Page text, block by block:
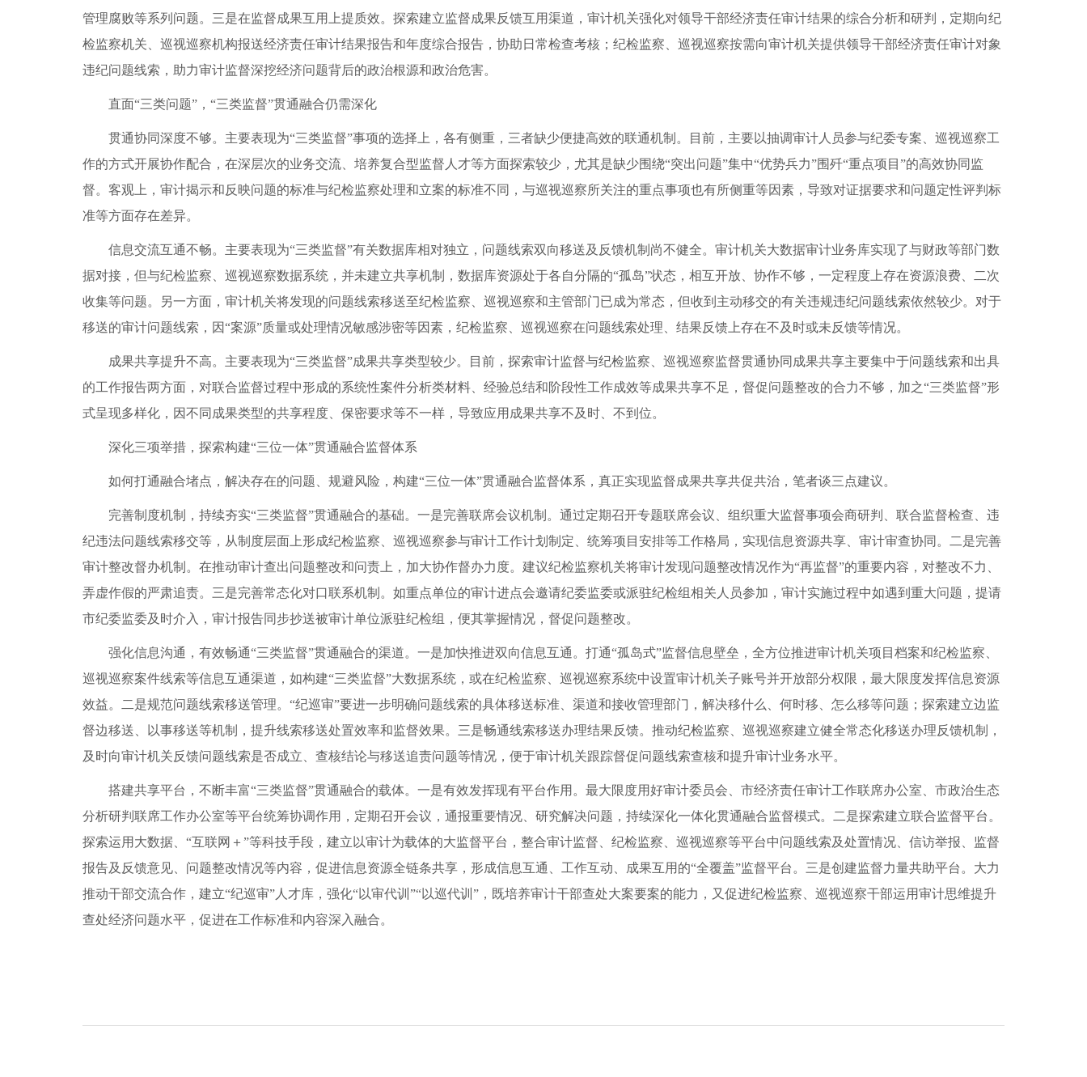
管理腐败等系列问题。三是在监督成果互用上提质效。探索建立监督成果反馈互用渠道，审计机关强化对领导干部经济责任审计结果的综合分析和研判，定期向纪
检监察机关、巡视巡察机构报送经济责任审计结果报告和年度综合报告，协助日常检查考核；纪检监察、巡视巡察按需向审计机关提供领导干部经济责任审计对象
违纪问题线索，助力审计监督深挖经济问题背后的政治根源和政治危害。
直面“三类问题”，“三类监督”贯通融合仍需深化
贯通协同深度不够。主要表现为“三类监督”事项的选择上，各有侧重，三者缺少便捷高效的联通机制。目前，主要以抽调审计人员参与纪委专案、巡视巡察工
作的方式开展协作配合，在深层次的业务交流、培养复合型监督人才等方面探索较少，尤其是缺少围绕“突出问题”集中“优势兵力”围歼“重点项目”的高效协同监
督。客观上，审计揭示和反映问题的标准与纪检监察处理和立案的标准不同，与巡视巡察所关注的重点事项也有所侧重等因素，导致对证据要求和问题定性评判标
准等方面存在差异。
信息交流互通不畅。主要表现为“三类监督”有关数据库相对独立，问题线索双向移送及反馈机制尚不健全。审计机关大数据审计业务库实现了与财政等部门数
据对接，但与纪检监察、巡视巡察数据系统，并未建立共享机制，数据库资源处于各自分隔的“孤岛”状态，相互开放、协作不够，一定程度上存在资源浪费、二次
收集等问题。另一方面，审计机关将发现的问题线索移送至纪检监察、巡视巡察和主管部门已成为常态，但收到主动移交的有关违规违纪问题线索依然较少。对于
移送的审计问题线索，因“案源”质量或处理情况敏感涉密等因素，纪检监察、巡视巡察在问题线索处理、结果反馈上存在不及时或未反馈等情况。
成果共享提升不高。主要表现为“三类监督”成果共享类型较少。目前，探索审计监督与纪检监察、巡视巡察监督贯通协同成果共享主要集中于问题线索和出具
的工作报告两方面，对联合监督过程中形成的系统性案件分析类材料、经验总结和阶段性工作成效等成果共享不足，督促问题整改的合力不够，加之“三类监督”形
式呈现多样化，因不同成果类型的共享程度、保密要求等不一样，导致应用成果共享不及时、不到位。
深化三项举措，探索构建“三位一体”贯通融合监督体系
如何打通融合堵点，解决存在的问题、规避风险，构建“三位一体”贯通融合监督体系，真正实现监督成果共享共促共治，笔者谈三点建议。
完善制度机制，持续夯实“三类监督”贯通融合的基础。一是完善联席会议机制。通过定期召开专题联席会议、组织重大监督事项会商研判、联合监督检查、违
纪违法问题线索移交等，从制度层面上形成纪检监察、巡视巡察参与审计工作计划制定、统筹项目安排等工作格局，实现信息资源共享、审计审查协同。二是完善
审计整改督办机制。在推动审计查出问题整改和问责上，加大协作督办力度。建议纪检监察机关将审计发现问题整改情况作为“再监督”的重要内容，对整改不力、
弄虚作假的严肃追责。三是完善常态化对口联系机制。如重点单位的审计进点会邀请纪委监委或派驻纪检组相关人员参加，审计实施过程中如遇到重大问题，提请
市纪委监委及时介入，审计报告同步抄送被审计单位派驻纪检组，便其掌握情况，督促问题整改。
强化信息沟通，有效畅通“三类监督”贯通融合的渠道。一是加快推进双向信息互通。打通“孤岛式”监督信息壁垒，全方位推进审计机关项目档案和纪检监察、
巡视巡察案件线索等信息互通渠道，如构建“三类监督”大数据系统，或在纪检监察、巡视巡察系统中设置审计机关子账号并开放部分权限，最大限度发挥信息资源
效益。二是规范问题线索移送管理。“纪巡审”要进一步明确问题线索的具体移送标准、渠道和接收管理部门，解决移什么、何时移、怎么移等问题；探索建立边监
督边移送、以事移送等机制，提升线索移送处置效率和监督效果。三是畅通线索移送办理结果反馈。推动纪检监察、巡视巡察建立健全常态化移送办理反馈机制，
及时向审计机关反馈问题线索是否成立、查核结论与移送追责问题等情况，便于审计机关跟踪督促问题线索查核和提升审计业务水平。
搭建共享平台，不断丰富“三类监督”贯通融合的载体。一是有效发挥现有平台作用。最大限度用好审计委员会、市经济责任审计工作联席办公室、市政治生态
分析研判联席工作办公室等平台统筹协调作用，定期召开会议，通报重要情况、研究解决问题，持续深化一体化贯通融合监督模式。二是探索建立联合监督平台。
探索运用大数据、“互联网＋”等科技手段，建立以审计为载体的大监督平台，整合审计监督、纪检监察、巡视巡察等平台中问题线索及处置情况、信访举报、监督
报告及反馈意见、问题整改情况等内容，促进信息资源全链条共享，形成信息互通、工作互动、成果互用的“全覆盖”监督平台。三是创建监督力量共助平台。大力
推动干部交流合作，建立“纪巡审”人才库，强化“以审代训”“以巡代训”，既培养审计干部查处大案要案的能力，又促进纪检监察、巡视巡察干部运用审计思维提升
查处经济问题水平，促进在工作标准和内容深入融合。